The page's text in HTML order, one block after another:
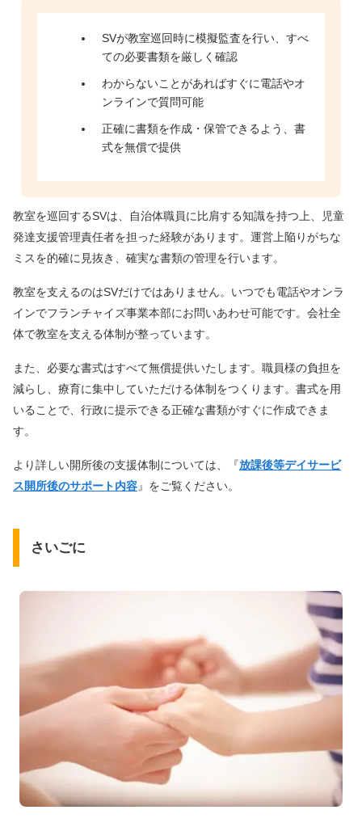
SVが教室巡回時に模擬監査を行い、すべ
ての必要書類を厳しく確認
わからないことがあればすぐに電話やオ
ンラインで質問可能
正確に書類を作成・保管できるよう、書
式を無償で提供
教室を巡回するSVは、自治体職員に比肩する知識を持つ上、児童
発達支援管理責任者を担った経験があります。運営上陥りがちな
ミスを的確に見抜き、確実な書類の管理を行います。
教室を支えるのはSVだけではありません。いつでも電話やオンラ
インでフランチャイズ事業本部にお問いあわせ可能です。会社全
体で教室を支える体制が整っています。
また、必要な書式はすべて無償提供いたします。職員様の負担を
減らし、療育に集中していただける体制をつくります。書式を用
いることで、行政に提示できる正確な書類がすぐに作成できま
す。
より詳しい開所後の支援体制については、『放課後等デイサービ
ス開所後のサポート内容』をご覧ください。
さいごに